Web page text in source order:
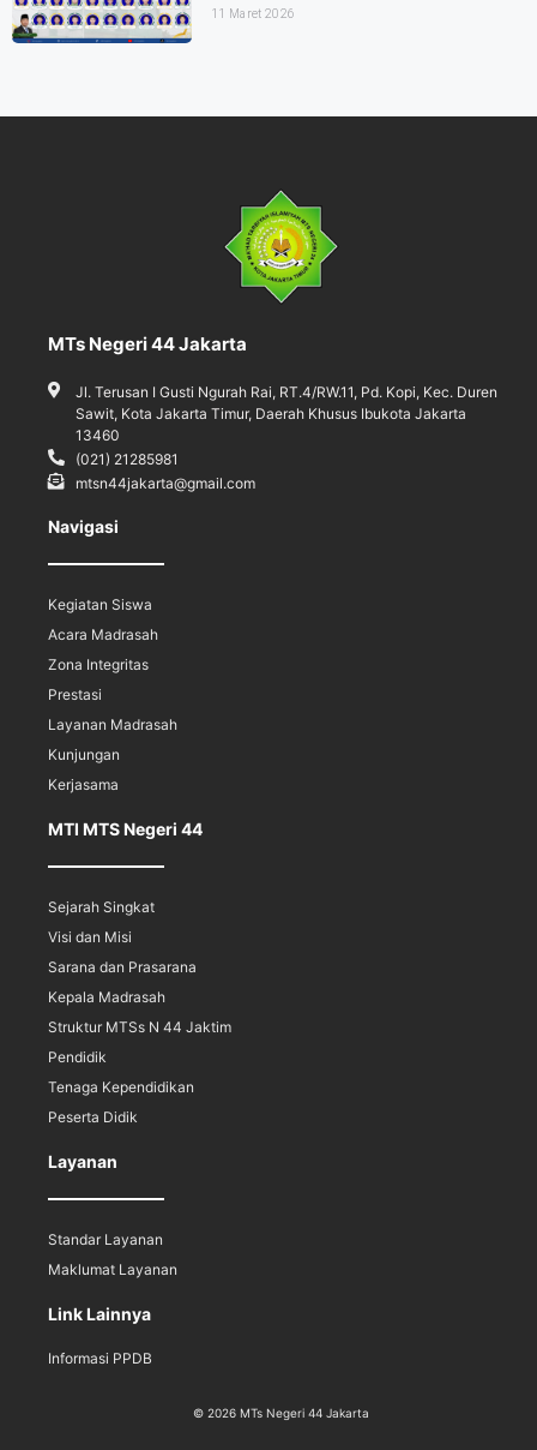
11 Maret 2026
MTs Negeri 44 Jakarta
Jl. Terusan I Gusti Ngurah Rai, RT.4/RW.11, Pd. Kopi, Kec. Duren
Sawit, Kota Jakarta Timur, Daerah Khusus Ibukota Jakarta
13460
(021) 21285981
mtsn44jakarta@gmail.com
Navigasi
Kegiatan Siswa
Acara Madrasah
Zona Integritas
Prestasi
Layanan Madrasah
Kunjungan
Kerjasama
MTI MTS Negeri 44
Sejarah Singkat
Visi dan Misi
Sarana dan Prasarana
Kepala Madrasah
Struktur MTSs N 44 Jaktim
Pendidik
Tenaga Kependidikan
Peserta Didik
Layanan
Standar Layanan
Maklumat Layanan
Link Lainnya
Informasi PPDB
© 2026 MTs Negeri 44 Jakarta